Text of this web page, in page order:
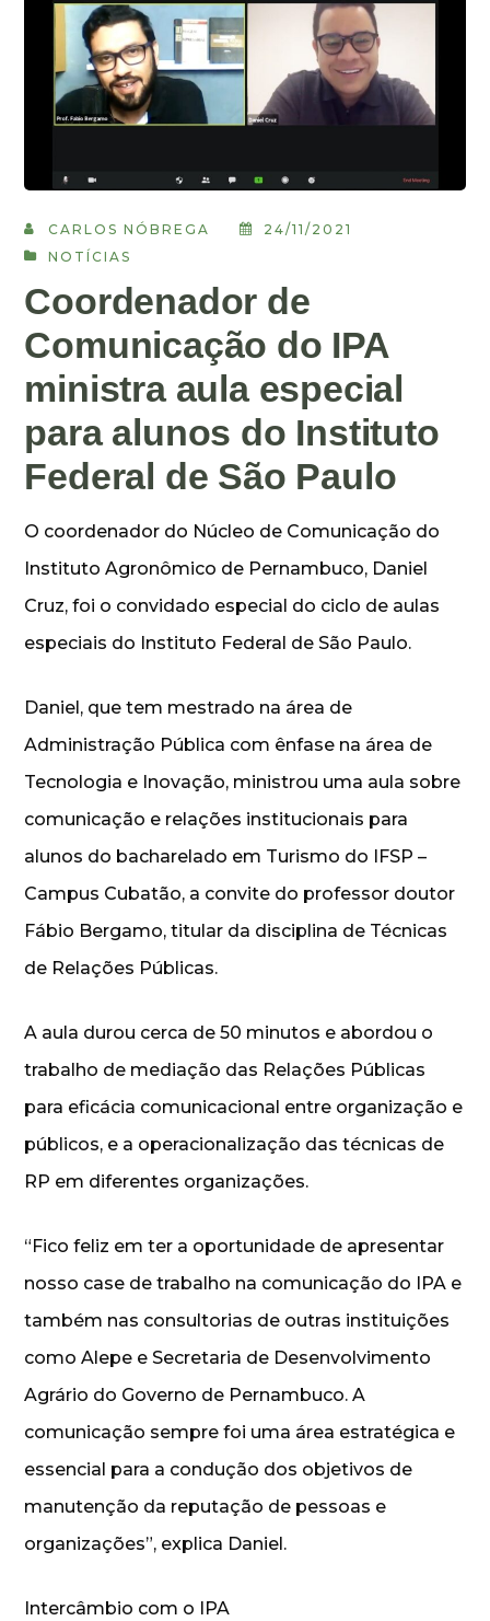
CARLOS NÓBREGA
24/11/2021
NOTÍCIAS
Coordenador de
Comunicação do IPA
ministra aula especial
para alunos do Instituto
Federal de São Paulo
O coordenador do Núcleo de Comunicação do
Instituto Agronômico de Pernambuco, Daniel
Cruz, foi o convidado especial do ciclo de aulas
especiais do Instituto Federal de São Paulo.
Daniel, que tem mestrado na área de
Administração Pública com ênfase na área de
Tecnologia e Inovação, ministrou uma aula sobre
comunicação e relações institucionais para
alunos do bacharelado em Turismo do IFSP –
Campus Cubatão, a convite do professor doutor
Fábio Bergamo, titular da disciplina de Técnicas
de Relações Públicas.
A aula durou cerca de 50 minutos e abordou o
trabalho de mediação das Relações Públicas
para eficácia comunicacional entre organização e
públicos, e a operacionalização das técnicas de
RP em diferentes organizações.
“Fico feliz em ter a oportunidade de apresentar
nosso case de trabalho na comunicação do IPA e
também nas consultorias de outras instituições
como Alepe e Secretaria de Desenvolvimento
Agrário do Governo de Pernambuco. A
comunicação sempre foi uma área estratégica e
essencial para a condução dos objetivos de
manutenção da reputação de pessoas e
organizações”, explica Daniel.
Intercâmbio com o IPA